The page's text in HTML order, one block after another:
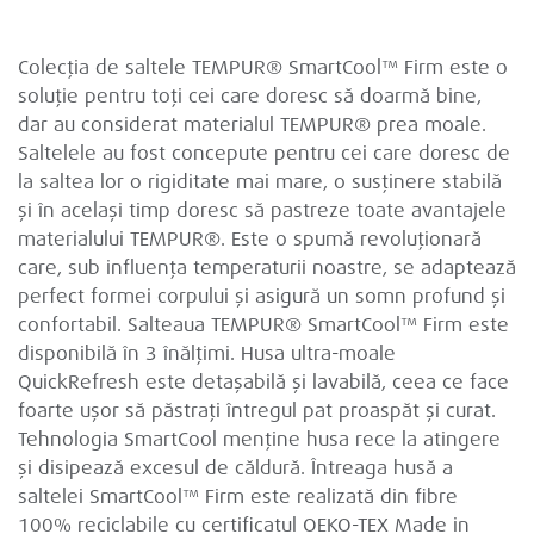
Colecția de saltele TEMPUR® SmartCool™ Firm este o
soluție pentru toți cei care doresc să doarmă bine,
dar au considerat materialul TEMPUR® prea moale.
Saltelele au fost concepute pentru cei care doresc de
la saltea lor o rigiditate mai mare, o susținere stabilă
și în același timp doresc să pastreze toate avantajele
materialului TEMPUR®. Este o spumă revoluționară
care, sub influența temperaturii noastre, se adaptează
perfect formei corpului și asigură un somn profund și
confortabil. Salteaua TEMPUR® SmartCool™ Firm este
disponibilă în 3 înălțimi. Husa ultra-moale
QuickRefresh este detașabilă și lavabilă, ceea ce face
foarte ușor să păstrați întregul pat proaspăt și curat.
Tehnologia SmartCool menține husa rece la atingere
și disipează excesul de căldură. Întreaga husă a
saltelei SmartCool™ Firm este realizată din fibre
100% reciclabile cu certificatul OEKO-TEX Made in